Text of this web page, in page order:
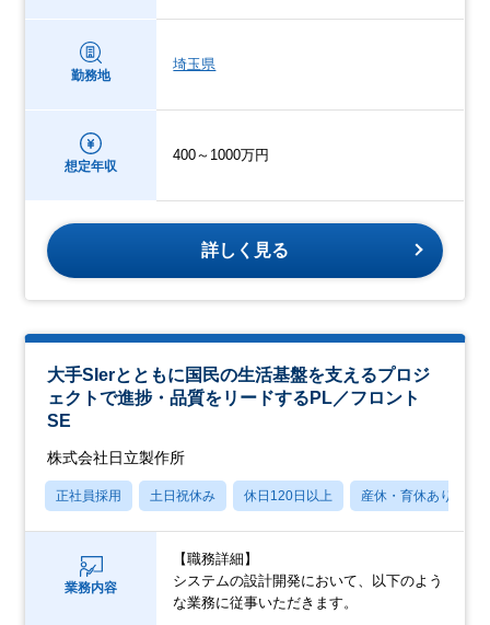
勤務地
埼玉県
想定年収
400～1000万円
詳しく見る
大手SIerとともに国民の生活基盤を支えるプロジ
ェクトで進捗・品質をリードするPL／フロント
SE
株式会社日立製作所
正社員採用 土日祝休み 休日120日以上 産休・育休あり
業務内容
【職務詳細】
システムの設計開発において、以下のよう
な業務に従事いただきます。